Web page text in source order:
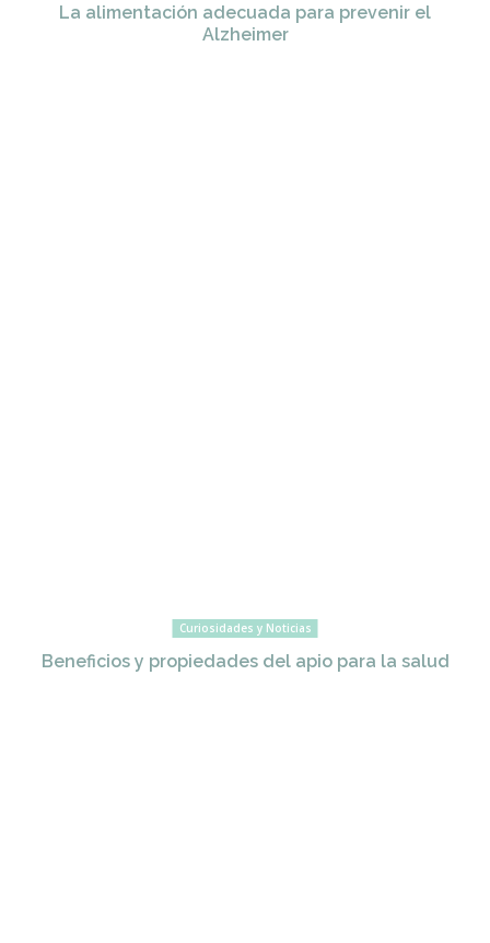
La alimentación adecuada para prevenir el
Alzheimer
Curiosidades y Noticias
Beneficios y propiedades del apio para la salud